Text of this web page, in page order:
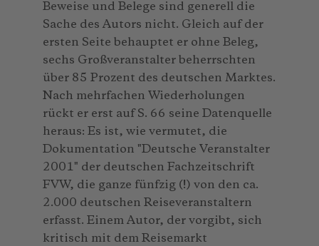
Beweise und Belege sind generell die
Sache des Autors nicht. Gleich auf der
ersten Seite behauptet er ohne Beleg,
sechs Großveranstalter beherrschten
über 85 Prozent des deutschen Marktes.
Nach mehrfachen Wiederholungen
rückt er erst auf S. 66 seine Datenquelle
heraus: Es ist, wie vermutet, die
Dokumentation "Deutsche Veranstalter
2001" der deutschen Fachzeitschrift
FVW, die ganze fünfzig (!) von den ca.
2.000 deutschen Reiseveranstaltern
erfasst. Einem Autor, der vorgibt, sich
kritisch mit dem Reisemarkt